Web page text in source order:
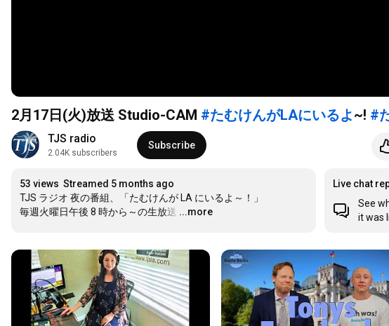
2月17日(火)放送 Studio-CAM #たむけんがLAにいるよ~! #
TJS radio
2.04K subscribers
Subscribe
53 views Streamed 5 months ago
TJS ラジオ 夜の番組、「たむけんが LA にいるよ～！」
毎週火曜日午後 8 時から～の生放送 …
...more
Live chat
See
it was